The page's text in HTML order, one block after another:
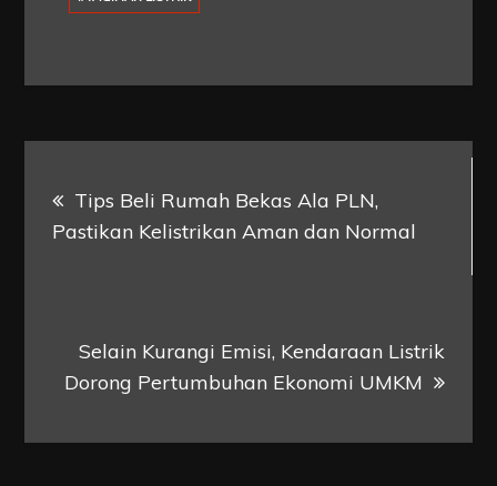
navigation
Tips Beli Rumah Bekas Ala PLN,
Pastikan Kelistrikan Aman dan Normal
Selain Kurangi Emisi, Kendaraan Listrik
Dorong Pertumbuhan Ekonomi UMKM